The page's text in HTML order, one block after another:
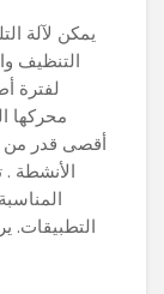
يمكن لآلة
التنظيف
لفترة
أقصى قدر من
الأنشطة
التطبيقات.